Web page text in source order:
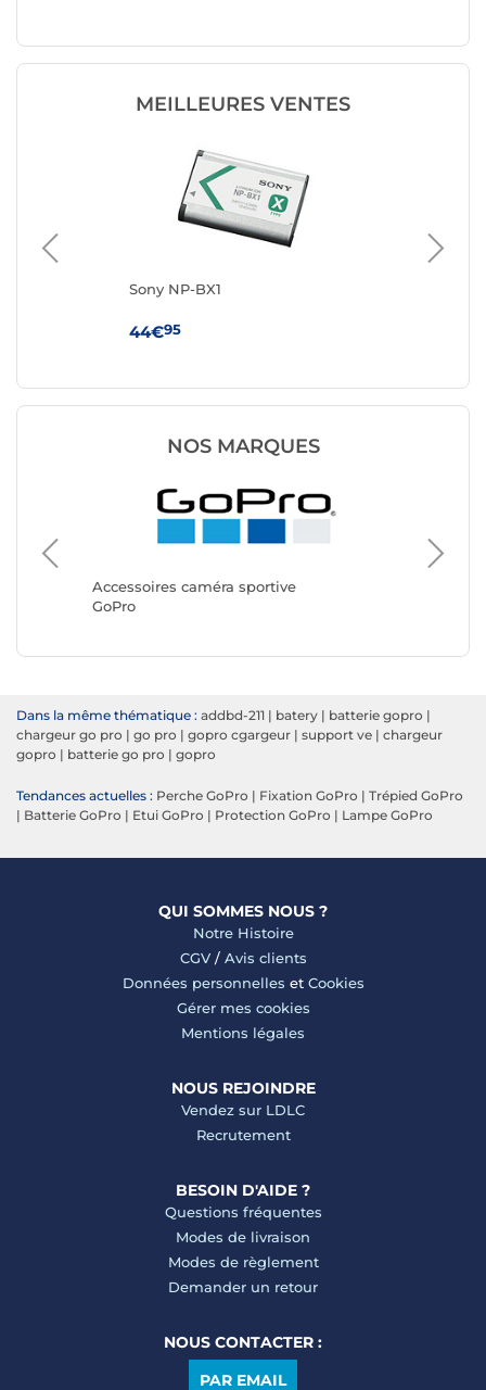
MEILLEURES VENTES
Sony NP-BX1
44€95
NOS MARQUES
Accessoires caméra sportive
GoPro
DJI
Dans la même thématique : addbd-211 | batery | batterie gopro |
chargeur go pro | go pro | gopro cgargeur | support ve | chargeur
gopro | batterie go pro | gopro
Tendances actuelles : Perche GoPro | Fixation GoPro | Trépied GoPro
| Batterie GoPro | Etui GoPro | Protection GoPro | Lampe GoPro
QUI SOMMES NOUS ?
Notre Histoire
CGV/ Avis clients
Données personnelles et Cookies
Gérer mes cookies
Mentions légales
NOUS REJOINDRE
Vendez sur LDLC
Recrutement
BESOIN D'AIDE ?
Questions fréquentes
Modes de livraison
Modes de règlement
Demander un retour
NOUS CONTACTER :
PAR EMAIL